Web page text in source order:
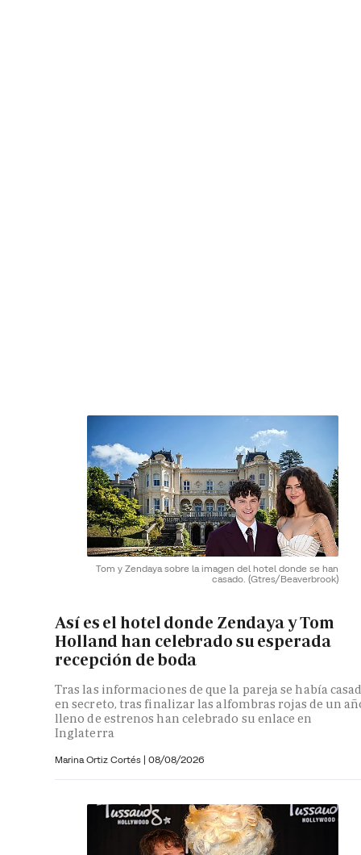
Tom y Zendaya sobre la imagen del hotel donde se han
casado. (Gtres/Beaverbrook)
Así es el hotel donde Zendaya y Tom
Holland han celebrado su esperada
recepción de boda
Tras las informaciones de que la pareja se había
en secreto, tras finalizar las alfombras rojas de un
lleno de estrenos han celebrado su enlace en
Inglaterra
Marina Ortiz Cortés | 08/08/2026